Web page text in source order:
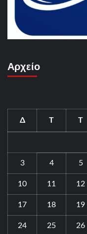
Αρχείο
Δ Τ Τ
3 4 5
10 11 12
17 18 19
24 25 26